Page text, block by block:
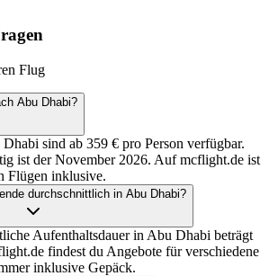
Flug
Abu Dhabi?
sind ab 359 € pro Person verfügbar.
ist der November 2026. Auf mcflight.de ist
Flügen inklusive.
durchschnittlich in Abu Dhabi?
Aufenthaltsdauer in Abu Dhabi beträgt
findest du Angebote für verschiedene
inklusive Gepäck.